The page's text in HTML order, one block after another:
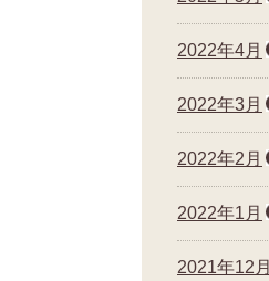
2022年4月
2022年3月
2022年2月
2022年1月
2021年12月